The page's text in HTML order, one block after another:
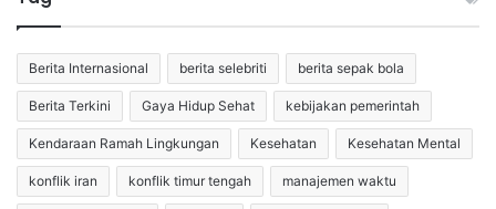
Berita Internasional berita selebriti berita sepak bola
Berita Terkini Gaya Hidup Sehat kebijakan pemerintah
Kendaraan Ramah Lingkungan Kesehatan Kesehatan Mental
konflik iran konflik timur tengah manajemen waktu